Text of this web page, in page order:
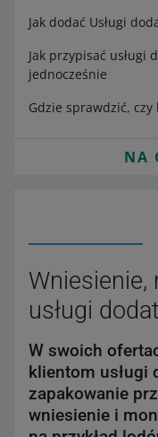
Jak dodać Usługi
Jak przypisać usługi
jednocześnie
Gdzie sprawdzić, czy
NA
usługi
W swoich
klientom usługi
zapakowanie
wniesienie i